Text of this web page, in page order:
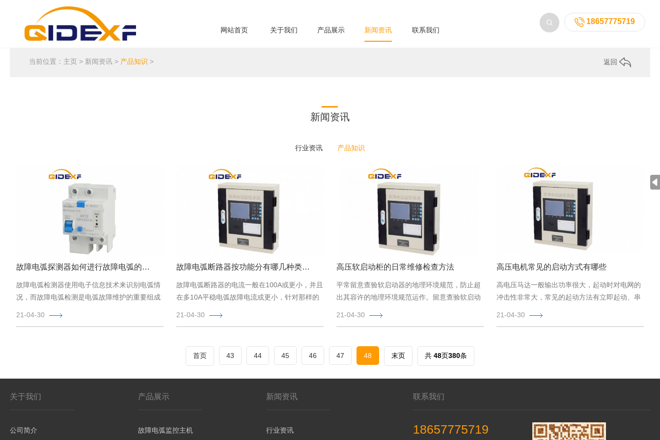
18657775719
网站首页 关于我们 产品展示 新闻资讯 联系我们
当前位置： 主页 > 新闻资讯 > 产品知识 > 返回
新闻资讯
行业资讯 产品知识
故障电弧探测器如何进行故障电弧的检测和鉴别？
故障电弧检测器使用电子信息技术来识别电弧情
况，而故障电弧检测是电弧故障维护的重要组成
21-04-30
故障电弧断路器按功能分有哪几种类型？
故障电弧断路器的电流一般在100A或更小，并且
在多10A平稳电弧故障电流或更小，针对那样的
21-04-30
高压软启动柜的日常维修检查方法
平常留意查验软启动器的地理环境规范，防止超
出其容许的地理环境规范运作。留意查验软启动
21-04-30
高压电机常见的启动方式有哪些
高电压马达一般输出功率很大，起动时对电网的
冲击性非常大，常见的起动方法有立即起动、串
21-04-30
首页 43 44 45 46 47 48 末页 共 48页380条
关于我们
公司简介
产品展示
故障电弧监控主机
新闻资讯
行业资讯
联系我们
18657775719